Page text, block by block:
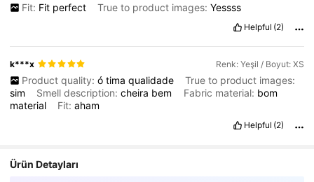
Fit: Fit perfect True to product images: Yessss
Helpful (2)
k***x Renk: Yeşil / Boyut: XS
Product quality: ó tima qualidade
True to product images:
sim
Smell description:cheira bem Fabric material: bom
material
Fit:aham
Helpful (2)
Ürün Detayları